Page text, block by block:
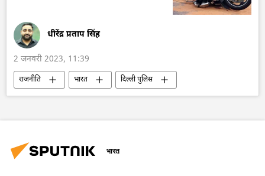
धीरेंद्र प्रताप सिंह
2 जनवरी 2023, 11:39
राजनीति भारत
दिल्ली पुलिस
दुर्घटना
दिल्ली
भारत